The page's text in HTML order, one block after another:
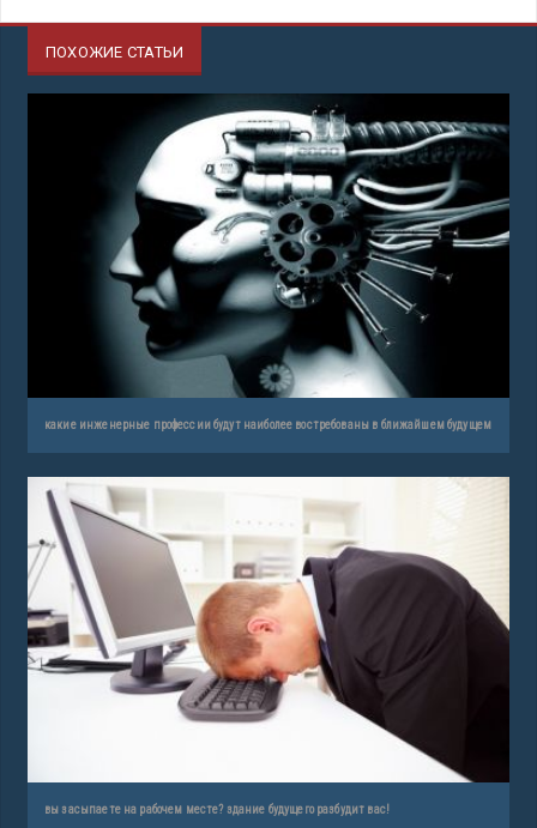
ПОХОЖИЕ СТАТЬИ
какие инженерные профессии будут наиболее востребованы в ближайшем будущем
вы засыпаете на рабочем месте? здание будущего разбудит вас!